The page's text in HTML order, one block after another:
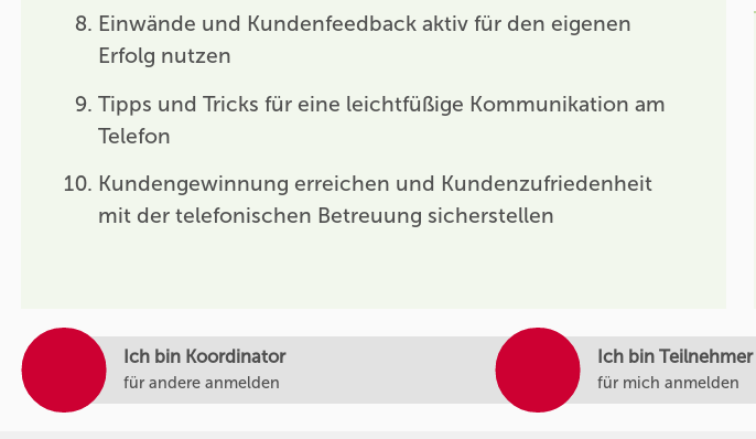
Ich bin Koordinator
für andere anmelden
Ich bin Teilnehmer
für mich anmelden
Einwände und Kundenfeedback aktiv für den eigenen
Erfolg nutzen
Tipps und Tricks für eine leichtfüßige Kommunikation am
Telefon
Kundengewinnung erreichen und Kundenzufriedenheit
mit der telefonischen Betreuung sicherstellen